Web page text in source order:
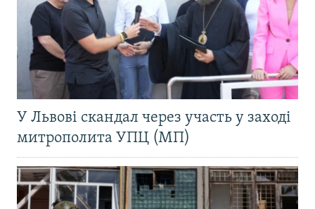
У Львові скандал через участь у заході
митрополита УПЦ (МП)